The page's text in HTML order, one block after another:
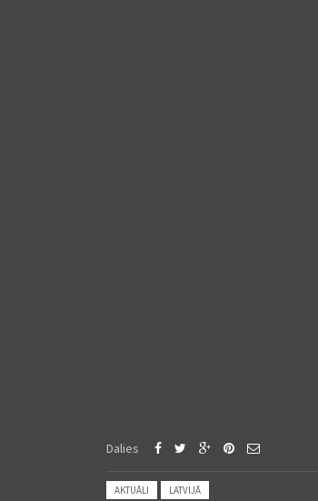
Dalies
Posted in:
AKTUĀLI LATVIJĀ